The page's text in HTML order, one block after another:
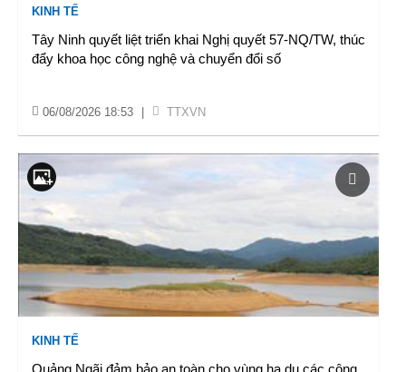
KINH TẾ
Tây Ninh quyết liệt triển khai Nghị quyết 57-NQ/TW, thúc
đẩy khoa học công nghệ và chuyển đổi số
06/08/2026 18:53 TTXVN
KINH TẾ
Quảng Ngãi đảm bảo an toàn cho vùng hạ du các công